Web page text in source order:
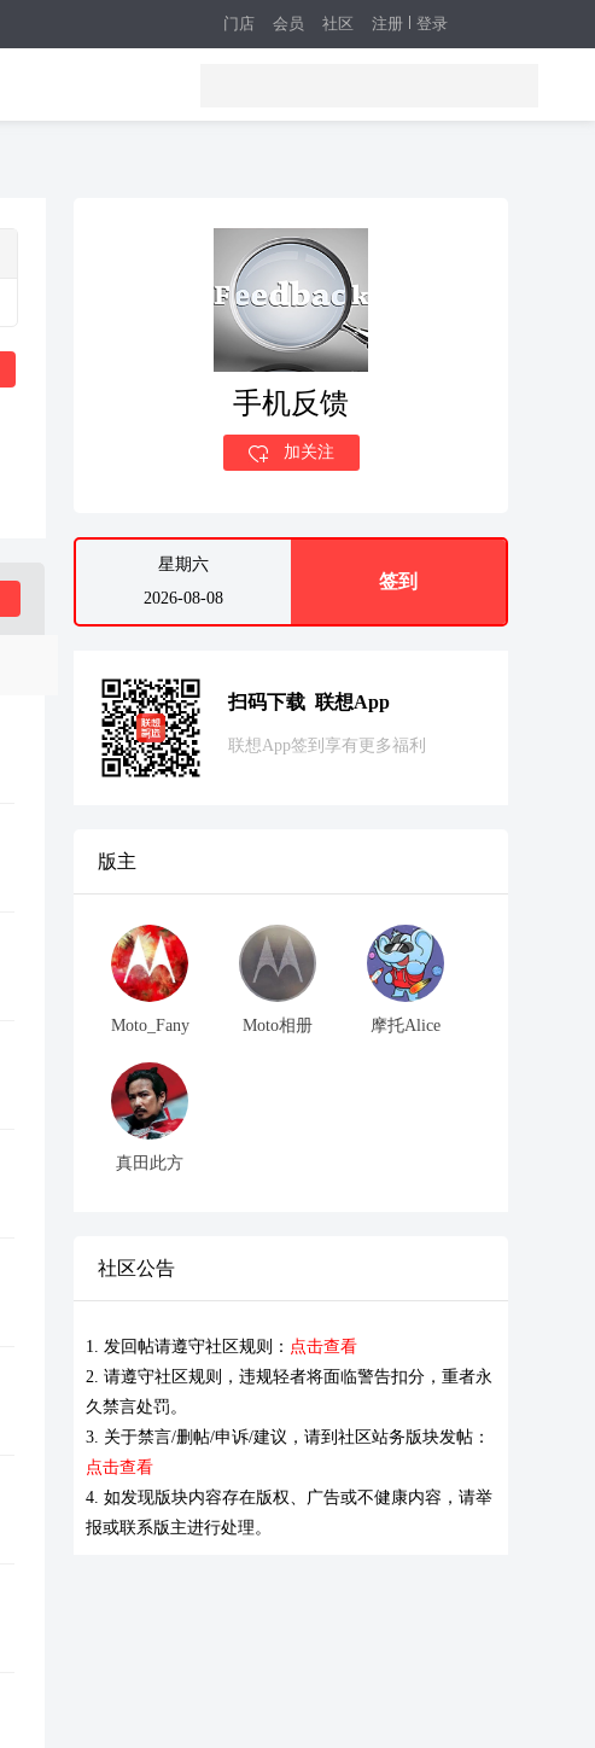
注册 登录
门店 会员 社区
手机反馈
加关注
星期六
2026-08-08
签到
扫码下载 联想App
联想App签到享有更多福利
版主
Moto_Fany Moto相册 摩托Alice
真田此方
社区公告
1. 发回帖请遵守社区规则： 点击查看
2. 请遵守社区规则，违规轻者将面临警告扣分，重者永
久禁言处罚。
3. 关于禁言/删帖/申诉/建议，请到社区站务版块发帖：
点击查看
4. 如发现版块内容存在版权、广告或不健康内容，请举
报或联系版主进行处理。